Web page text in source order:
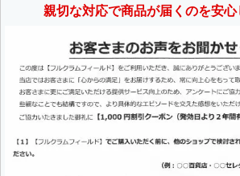
親切な対応で商品が届くのを安